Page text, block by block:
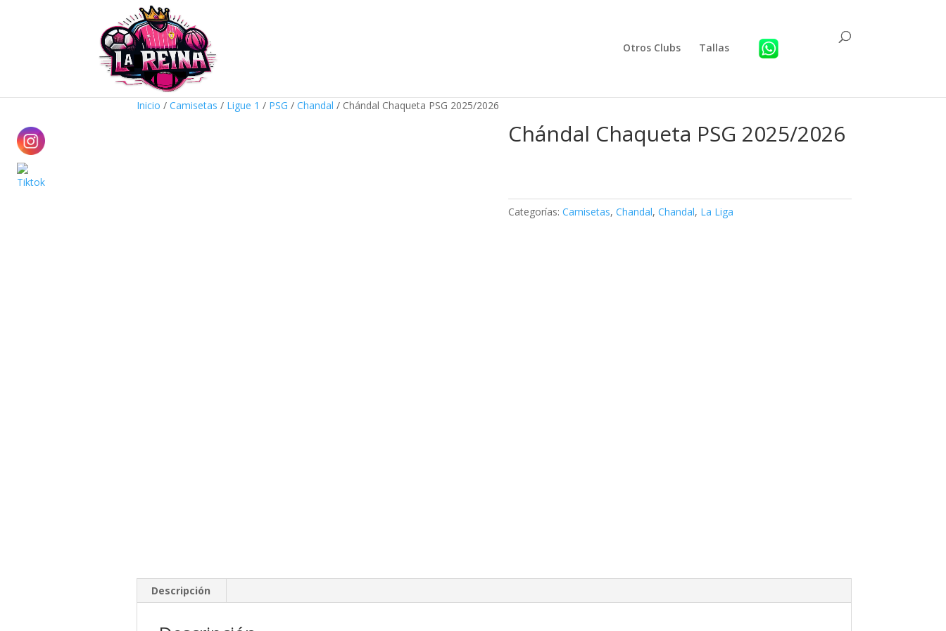
Otros Clubs Tallas
Inicio / Camisetas / Ligue 1 / PSG / Chandal / Chándal Chaqueta PSG 2025/2026
Chándal Chaqueta PSG 2025/2026
Categorías: Camisetas, Chandal, Chandal, La Liga
Descripción